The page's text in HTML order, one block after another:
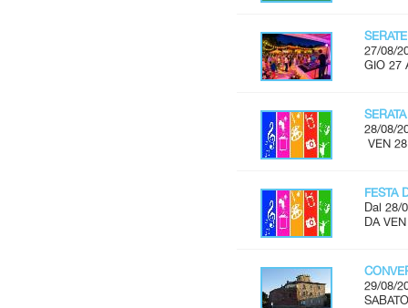
27/08/
GIO 27
28/08/
VEN
FESTA
Dal 28/
DA
29/08/